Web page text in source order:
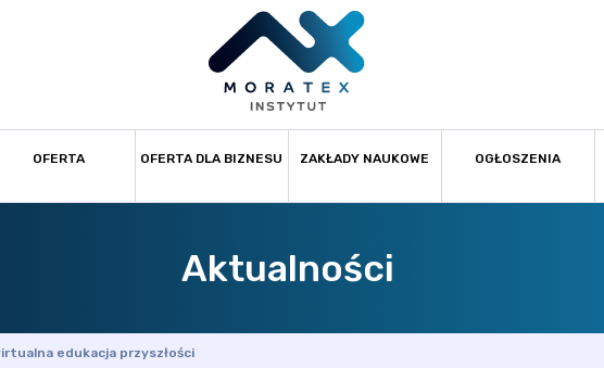
OFERTA OFERTA DLA BIZNESU ZAKŁADY NAUKOWE OGŁOSZENIA
Aktualności
edukacja przyszłości